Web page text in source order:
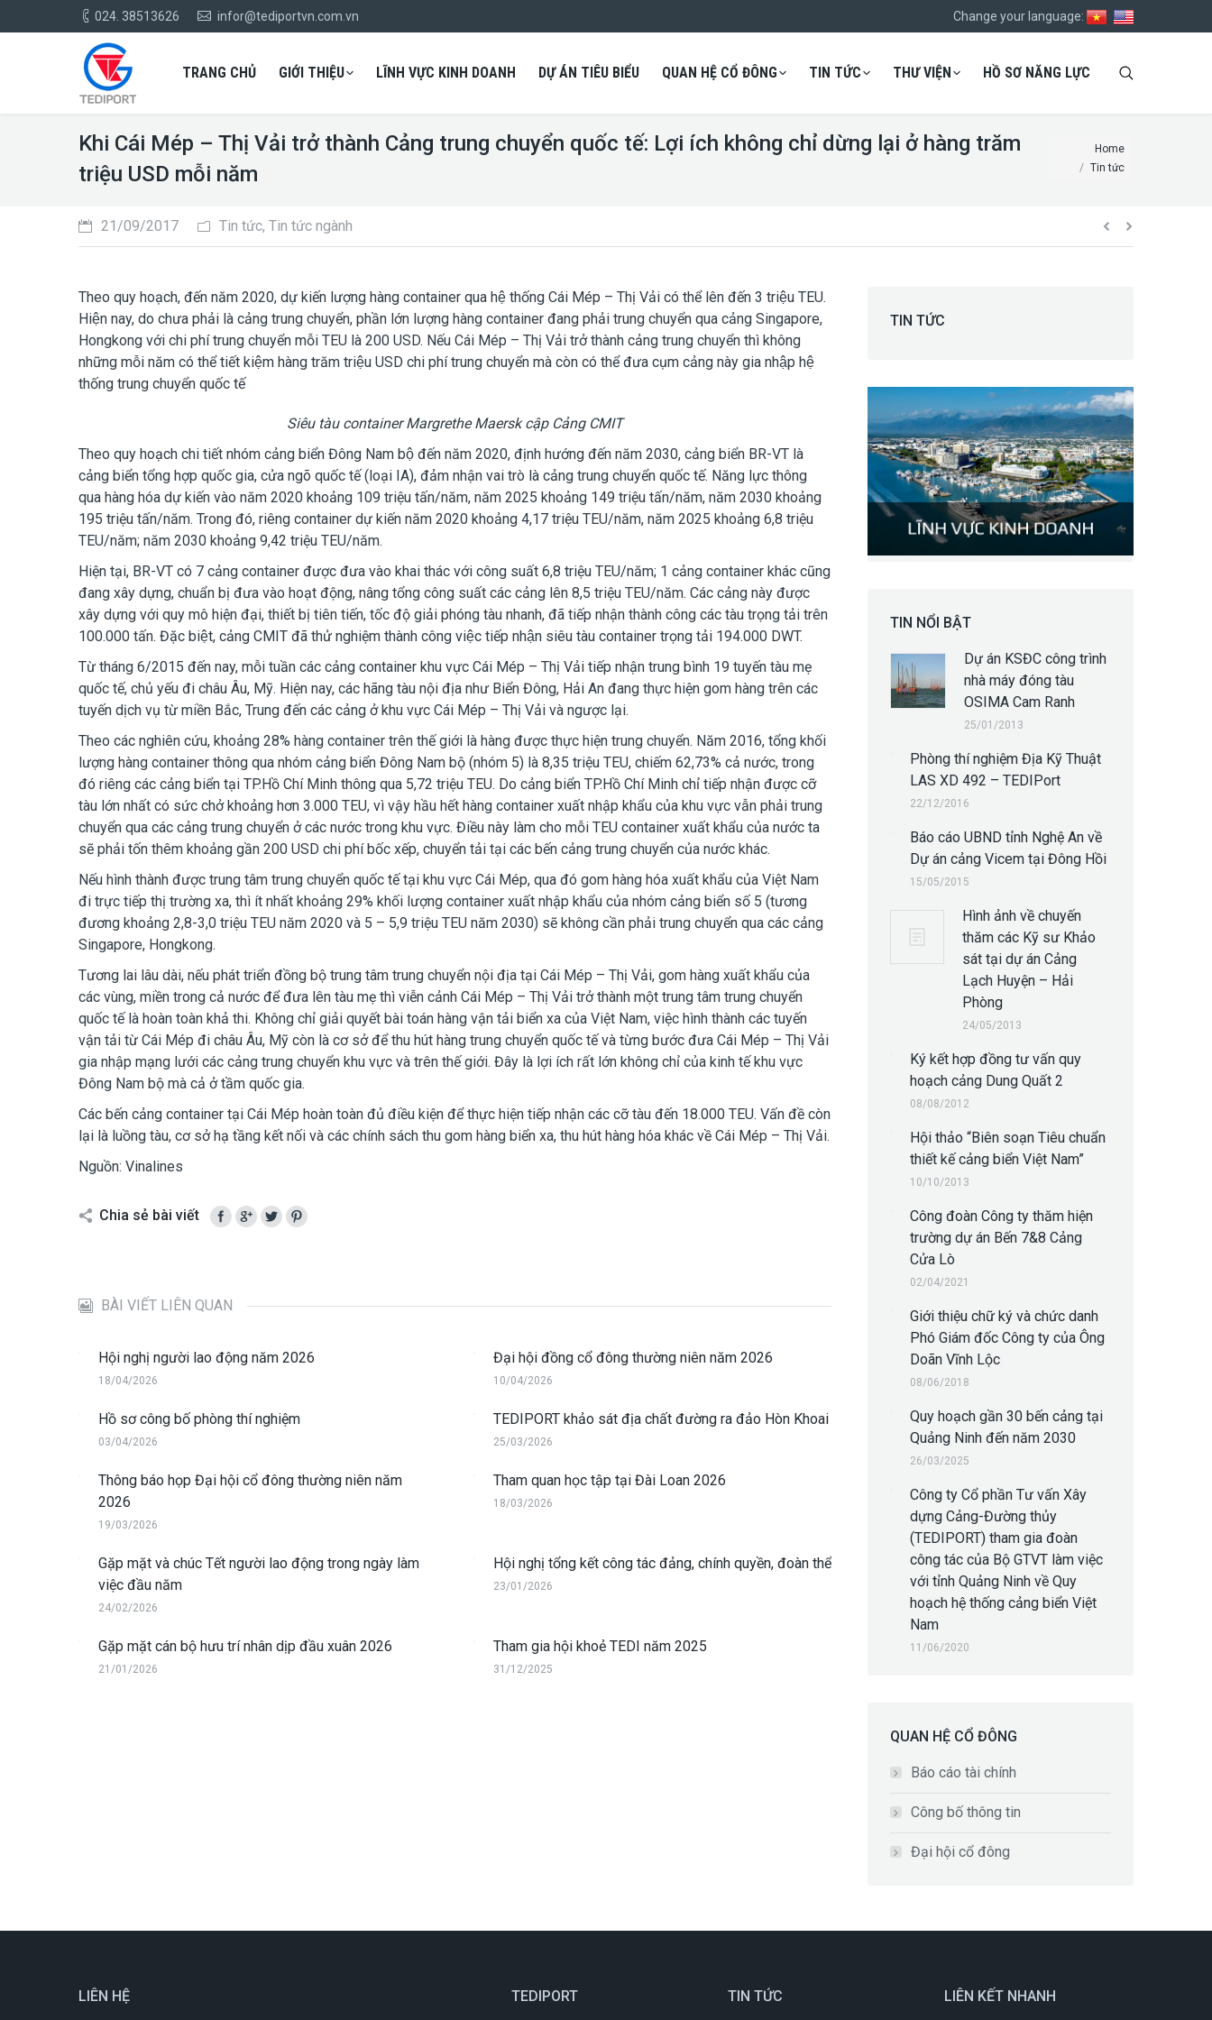
024. 38513626 infor@tediportvn.com.vn Change your language:
TRANG CHỦ GIỚI THIỆU LĨNH VỰC KINH DOANH DỰ ÁN TIÊU BIỂU QUAN HỆ CỔ ĐÔNG TIN TỨC THƯ VIỆN HỒ SƠ NĂNG LỰC
Khi Cái Mép – Thị Vải trở thành Cảng trung chuyển quốc tế: Lợi ích không chỉ dừng lại ở hàng trăm
triệu USD mỗi năm
You are here:
Home
Tin tức
21/09/2017 Tin tức, Tin tức ngành
Theo quy hoạch, đến năm 2020, dự kiến lượng hàng container qua hệ thống Cái Mép – Thị Vải có thể lên đến 3 triệu TEU.
Hiện nay, do chưa phải là cảng trung chuyển, phần lớn lượng hàng container đang phải trung chuyển qua cảng Singapore,
Hongkong với chi phí trung chuyển mỗi TEU là 200 USD. Nếu Cái Mép – Thị Vải trở thành cảng trung chuyển thì không
những mỗi năm có thể tiết kiệm hàng trăm triệu USD chi phí trung chuyển mà còn có thể đưa cụm cảng này gia nhập hệ
thống trung chuyển quốc tế
Siêu tàu container Margrethe Maersk cập Cảng CMIT
Theo quy hoạch chi tiết nhóm cảng biển Đông Nam bộ đến năm 2020, định hướng đến năm 2030, cảng biển BR-VT là
cảng biển tổng hợp quốc gia, cửa ngõ quốc tế (loại IA), đảm nhận vai trò là cảng trung chuyển quốc tế. Năng lực thông
qua hàng hóa dự kiến vào năm 2020 khoảng 109 triệu tấn/năm, năm 2025 khoảng 149 triệu tấn/năm, năm 2030 khoảng
195 triệu tấn/năm. Trong đó, riêng container dự kiến năm 2020 khoảng 4,17 triệu TEU/năm, năm 2025 khoảng 6,8 triệu
TEU/năm; năm 2030 khoảng 9,42 triệu TEU/năm.
Hiện tại, BR-VT có 7 cảng container được đưa vào khai thác với công suất 6,8 triệu TEU/năm; 1 cảng container khác cũng
đang xây dựng, chuẩn bị đưa vào hoạt động, nâng tổng công suất các cảng lên 8,5 triệu TEU/năm. Các cảng này được
xây dựng với quy mô hiện đại, thiết bị tiên tiến, tốc độ giải phóng tàu nhanh, đã tiếp nhận thành công các tàu trọng tải trên
100.000 tấn. Đặc biệt, cảng CMIT đã thử nghiệm thành công việc tiếp nhận siêu tàu container trọng tải 194.000 DWT.
Từ tháng 6/2015 đến nay, mỗi tuần các cảng container khu vực Cái Mép – Thị Vải tiếp nhận trung bình 19 tuyến tàu mẹ
quốc tế, chủ yếu đi châu Âu, Mỹ. Hiện nay, các hãng tàu nội địa như Biển Đông, Hải An đang thực hiện gom hàng trên các
tuyến dịch vụ từ miền Bắc, Trung đến các cảng ở khu vực Cái Mép – Thị Vải và ngược lại.
Theo các nghiên cứu, khoảng 28% hàng container trên thế giới là hàng được thực hiện trung chuyển. Năm 2016, tổng khối
lượng hàng container thông qua nhóm cảng biển Đông Nam bộ (nhóm 5) là 8,35 triệu TEU, chiếm 62,73% cả nước, trong
đó riêng các cảng biển tại TP.Hồ Chí Minh thông qua 5,72 triệu TEU. Do cảng biển TP.Hồ Chí Minh chỉ tiếp nhận được cỡ
tàu lớn nhất có sức chở khoảng hơn 3.000 TEU, vì vậy hầu hết hàng container xuất nhập khẩu của khu vực vẫn phải trung
chuyển qua các cảng trung chuyển ở các nước trong khu vực. Điều này làm cho mỗi TEU container xuất khẩu của nước ta
sẽ phải tốn thêm khoảng gần 200 USD chi phí bốc xếp, chuyển tải tại các bến cảng trung chuyển của nước khác.
Nếu hình thành được trung tâm trung chuyển quốc tế tại khu vực Cái Mép, qua đó gom hàng hóa xuất khẩu của Việt Nam
đi trực tiếp thị trường xa, thì ít nhất khoảng 29% khối lượng container xuất nhập khẩu của nhóm cảng biển số 5 (tương
đương khoảng 2,8-3,0 triệu TEU năm 2020 và 5 – 5,9 triệu TEU năm 2030) sẽ không cần phải trung chuyển qua các cảng
Singapore, Hongkong.
Tương lai lâu dài, nếu phát triển đồng bộ trung tâm trung chuyển nội địa tại Cái Mép – Thị Vải, gom hàng xuất khẩu của
các vùng, miền trong cả nước để đưa lên tàu mẹ thì viễn cảnh Cái Mép – Thị Vải trở thành một trung tâm trung chuyển
quốc tế là hoàn toàn khả thi. Không chỉ giải quyết bài toán hàng vận tải biển xa của Việt Nam, việc hình thành các tuyến
vận tải từ Cái Mép đi châu Âu, Mỹ còn là cơ sở để thu hút hàng trung chuyển quốc tế và từng bước đưa Cái Mép – Thị Vải
gia nhập mạng lưới các cảng trung chuyển khu vực và trên thế giới. Đây là lợi ích rất lớn không chỉ của kinh tế khu vực
Đông Nam bộ mà cả ở tầm quốc gia.
Các bến cảng container tại Cái Mép hoàn toàn đủ điều kiện để thực hiện tiếp nhận các cỡ tàu đến 18.000 TEU. Vấn đề còn
lại là luồng tàu, cơ sở hạ tầng kết nối và các chính sách thu gom hàng biển xa, thu hút hàng hóa khác về Cái Mép – Thị Vải.
Nguồn: Vinalines
Chia sẻ bài viết
BÀI VIẾT LIÊN QUAN
Hội nghị người lao động năm 2026
18/04/2026
Đại hội đồng cổ đông thường niên năm 2026
10/04/2026
Hồ sơ công bố phòng thí nghiệm
03/04/2026
TEDIPORT khảo sát địa chất đường ra đảo Hòn Khoai
25/03/2026
Thông báo họp Đại hội cổ đông thường niên năm
2026
19/03/2026
Tham quan học tập tại Đài Loan 2026
18/03/2026
Gặp mặt và chúc Tết người lao động trong ngày làm
việc đầu năm
24/02/2026
Hội nghị tổng kết công tác đảng, chính quyền, đoàn thể
23/01/2026
Gặp mặt cán bộ hưu trí nhân dịp đầu xuân 2026
21/01/2026
Tham gia hội khoẻ TEDI năm 2025
31/12/2025
TIN TỨC
TIN NỔI BẬT
Dự án KSĐC công trình
nhà máy đóng tàu
OSIMA Cam Ranh
25/01/2013
Phòng thí nghiệm Địa Kỹ Thuật
LAS XD 492 – TEDIPort
22/12/2016
Báo cáo UBND tỉnh Nghệ An về
Dự án cảng Vicem tại Đông Hồi
15/05/2015
Hình ảnh về chuyến
thăm các Kỹ sư Khảo
sát tại dự án Cảng
Lạch Huyện – Hải
Phòng
24/05/2013
Ký kết hợp đồng tư vấn quy
hoạch cảng Dung Quất 2
08/08/2012
Hội thảo “Biên soạn Tiêu chuẩn
thiết kế cảng biển Việt Nam”
10/10/2013
Công đoàn Công ty thăm hiện
trường dự án Bến 7&8 Cảng
Cửa Lò
02/04/2021
Giới thiệu chữ ký và chức danh
Phó Giám đốc Công ty của Ông
Doãn Vĩnh Lộc
08/06/2018
Quy hoạch gần 30 bến cảng tại
Quảng Ninh đến năm 2030
26/03/2025
Công ty Cổ phần Tư vấn Xây
dựng Cảng-Đường thủy
(TEDIPORT) tham gia đoàn
công tác của Bộ GTVT làm việc
với tỉnh Quảng Ninh về Quy
hoạch hệ thống cảng biển Việt
Nam
11/06/2020
QUAN HỆ CỔ ĐÔNG
Báo cáo tài chính
Công bố thông tin
Đại hội cổ đông
LIÊN HỆ TEDIPORT TIN TỨC LIÊN KẾT NHANH